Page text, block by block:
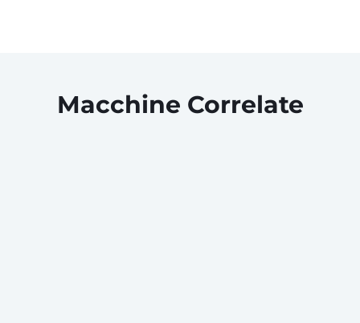
Macchine Correlate